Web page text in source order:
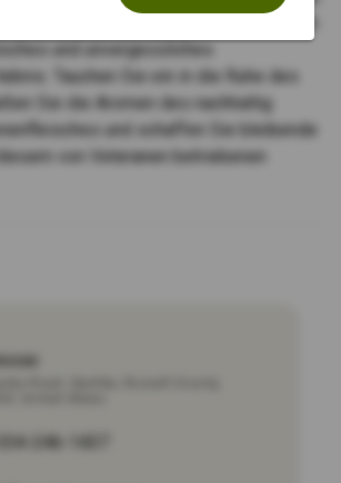
Veranstaltung planen, Bama Bison
und unvergessliches
Tauchen Sie ein in die Ruhe des
Sie die Aromen des nachhaltig
und schaffen Sie bleibende
von Veteranen betriebenen
334-246-1437